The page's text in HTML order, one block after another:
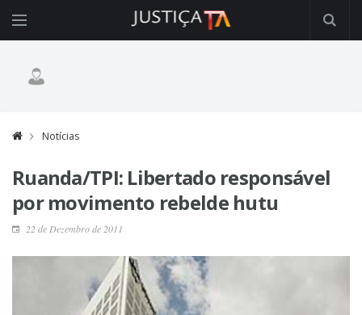
Notícias
Ruanda/TPI: Libertado responsável
por movimento rebelde hutu
22 de Dezembro de 2011